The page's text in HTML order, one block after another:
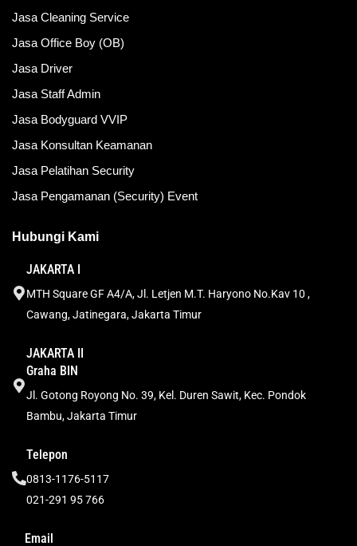
Jasa Cleaning Service
Jasa Office Boy (OB)
Jasa Driver
Jasa Staff Admin
Jasa Bodyguard VVIP
Jasa Konsultan Keamanan
Jasa Pelatihan Security
Jasa Pengamanan (Security) Event
Hubungi Kami
JAKARTA I
MTH Square GF A4/A, Jl. Letjen M.T. Haryono No.Kav 10 ,
Cawang, Jatinegara, Jakarta Timur
JAKARTA II
Graha BIN
Jl. Gotong Royong No. 39, Kel. Duren Sawit, Kec. Pondok
Bambu, Jakarta Timur
Telepon
0813-1176-5117
021-291 95 766
Email